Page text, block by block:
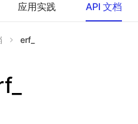
应用实践 API 文档
erf_